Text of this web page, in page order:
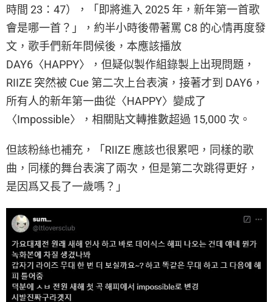
時間 23：47），「即將進入 2025 年，新年第一首歌
會是哪一首？」，約半小時後帶著罵 C8 的心情再度發
文，歌手們新年問候後，本應該播放
DAY6〈HAPPY〉，但疑似製作組錄製上出現問題，
RIIZE 突然被 Cue 第二次上台表演，接著才到 DAY6，
所有人的新年第一曲從〈HAPPY〉變成了
〈Impossible〉，相關貼文轉推數超過 15,000 次。
但該粉絲也補充，「RIIZE 應該也很累吧，同樣的歌
曲，同樣的舞台表演了兩次，但是第二次跳得更好，
是因爲又長了一歲嗎？」